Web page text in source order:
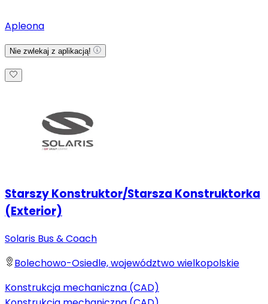
Apleona
Nie zwlekaj z aplikacją!
Starszy Konstruktor/Starsza Konstruktorka
(Exterior)
Solaris Bus & Coach
Bolechowo-Osiedle, województwo wielkopolskie
Konstrukcja mechaniczna (CAD)